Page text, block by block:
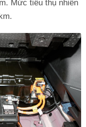
Mức tiêu thụ nhiên